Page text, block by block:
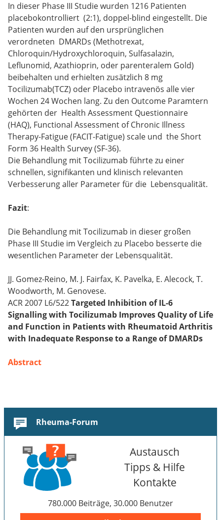
In dieser Phase III Studie wurden 1216 Patienten
placebokontrolliert (2:1), doppel-blind eingestellt. Die
Patienten wurden auf den ursprünglichen
verordneten DMARDs (Methotrexat,
Chloroquin/Hydroxychloroquin, Sulfasalazin,
Leflunomid, Azathioprin, oder parenteralem Gold)
beibehalten und erhielten zusätzlich 8 mg
Tocilizumab(TCZ) oder Placebo intravenös alle vier
Wochen 24 Wochen lang. Zu den Outcome Paramtern
gehörten der Health Assessment Questionnaire
(HAQ), Functional Assessment of Chronic Illness
Therapy-Fatigue (FACIT-Fatigue) scale und the Short
Form 36 Health Survey (SF-36).
Die Behandlung mit Tocilizumab führte zu einer
schnellen, signifikanten und klinisch relevanten
Verbesserung aller Parameter für die Lebensqualität.
Fazit:
Die Behandlung mit Tocilizumab in dieser großen
Phase III Studie im Vergleich zu Placebo besserte die
wesentlichen Parameter der Lebensqualität.
JJ. Gomez-Reino, M. J. Fairfax, K. Pavelka, E. Alecock, T.
Woodworth, M. Genovese.
ACR 2007 L6/522Targeted Inhibition of IL-6
Signalling with Tocilizumab Improves Quality of Life
and Function in Patients with Rheumatoid Arthritis
with Inadequate Response to a Range of DMARDs
Abstract
Rheuma-Forum
Austausch
Tipps & Hilfe
Kontakte
780.000 Beiträge, 30.000 Benutzer